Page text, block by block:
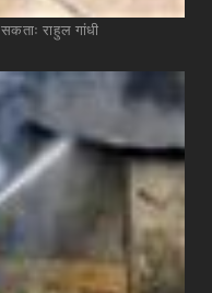
सकताः राहुल गांधी